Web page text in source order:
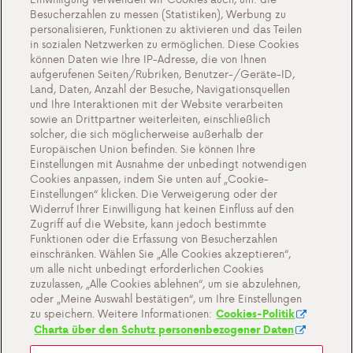
Gas in Flaschen
FAQ
Über uns
Kontakte
Cookie-Einstellungen
Allgemeine Verkaufsbedingungen
Datenschutz- und Cookie-Richtlinien
Wichtige Dokumente Antargaz
Besucherzahlen zu messen (Statistiken), Werbung zu
personalisieren, Funktionen zu aktivieren und das Teilen
in sozialen Netzwerken zu ermöglichen. Diese Cookies
können Daten wie Ihre IP-Adresse, die von Ihnen
aufgerufenen Seiten/Rubriken, Benutzer-/Geräte-ID,
Land, Daten, Anzahl der Besuche, Navigationsquellen
und Ihre Interaktionen mit der Website verarbeiten
sowie an Drittpartner weiterleiten, einschließlich
solcher, die sich möglicherweise außerhalb der
Europäischen Union befinden. Sie können Ihre
Einstellungen mit Ausnahme der unbedingt notwendigen
Cookies anpassen, indem Sie unten auf „Cookie-
Einstellungen“ klicken. Die Verweigerung oder der
Widerruf Ihrer Einwilligung hat keinen Einfluss auf den
Zugriff auf die Website, kann jedoch bestimmte
Funktionen oder die Erfassung von Besucherzahlen
einschränken. Wählen Sie „Alle Cookies akzeptieren“,
um alle nicht unbedingt erforderlichen Cookies
zuzulassen, „Alle Cookies ablehnen“, um sie abzulehnen,
oder „Meine Auswahl bestätigen“, um Ihre Einstellungen
zu speichern. Weitere Informationen: Cookies-Politik
Charta über den Schutz personenbezogener Daten